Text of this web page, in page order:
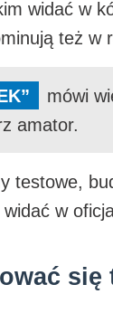
widać w
też w
mówi
amator.
testowe,
w